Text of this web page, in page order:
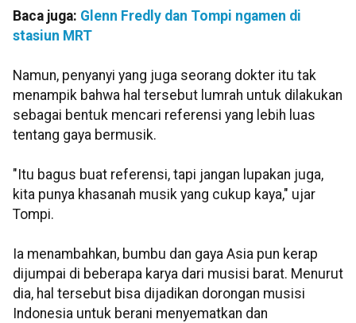
Baca juga: Glenn Fredly dan Tompi ngamen di
stasiun MRT
Namun, penyanyi yang juga seorang dokter itu tak
menampik bahwa hal tersebut lumrah untuk dilakukan
sebagai bentuk mencari referensi yang lebih luas
tentang gaya bermusik.
"Itu bagus buat referensi, tapi jangan lupakan juga,
kita punya khasanah musik yang cukup kaya," ujar
Tompi.
Ia menambahkan, bumbu dan gaya Asia pun kerap
dijumpai di beberapa karya dari musisi barat. Menurut
dia, hal tersebut bisa dijadikan dorongan musisi
Indonesia untuk berani menyematkan dan